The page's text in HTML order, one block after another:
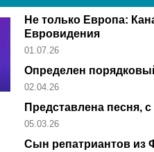
Не только Европа:
Евровидения
01.07.26
Определен
02.04.26
Представлена песня,
05.03.26
Сын репатриантов из